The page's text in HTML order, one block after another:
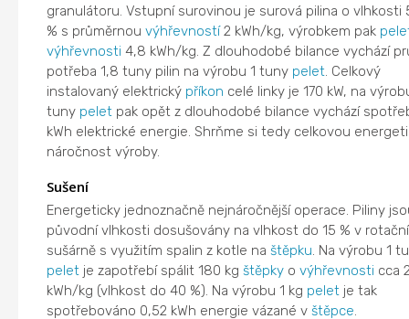
granulátoru. Vstupní surovinou je surová pilina o vlhkosti
% s průměrnou výhřevností2 kWh/kg, výrobkem pak
výhřevnosti 4,8 kWh/kg. Z dlouhodobé bilance vychází
potřeba 1,8 tuny pilin na výrobu 1 tuny pelet. Celkový
instalovaný elektrický příkon celé linky je 170 kW, na
tuny peletpak opět z dlouhodobé bilance vychází
kWh elektrické energie. Shrňme si tedy celkovou
náročnost výroby.
Sušení
Energeticky jednoznačně nejnáročnější operace. Piliny
původní vlhkosti dosušovány na vlhkost do 15 % v rotační
sušárně s využitím spalin z kotle na štěpku. Na výrobu 1
peletje zapotřebí spálit 180 kg štěpkyo výhřevnosti cca
kWh/kg (vlhkost do 40 %). Na výrobu 1 kg peletje tak
spotřebováno 0,52 kWh energie vázané v štěpce.